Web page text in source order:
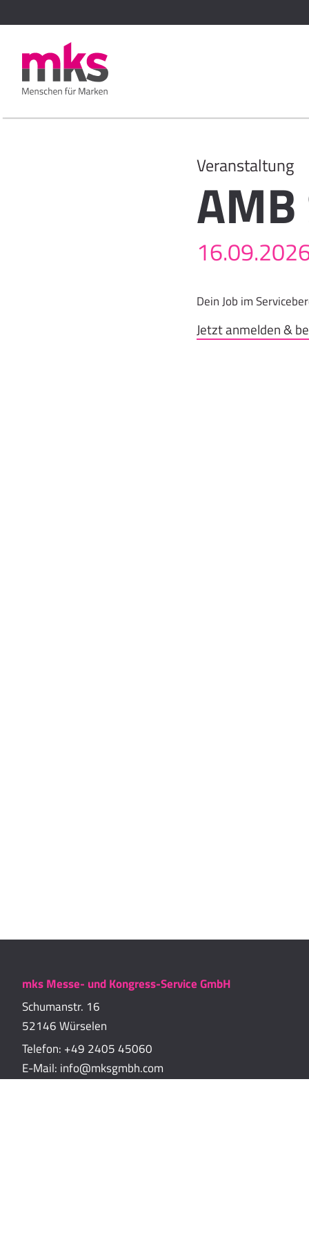
Veranstaltung
Dein Job im
Jetzt anmelden &
mks Messe- und Kongress-Service GmbH
Schumanstr. 16
52146 Würselen
Telefon: +49 2405 45060
E-Mail: info@mksgmbh.com